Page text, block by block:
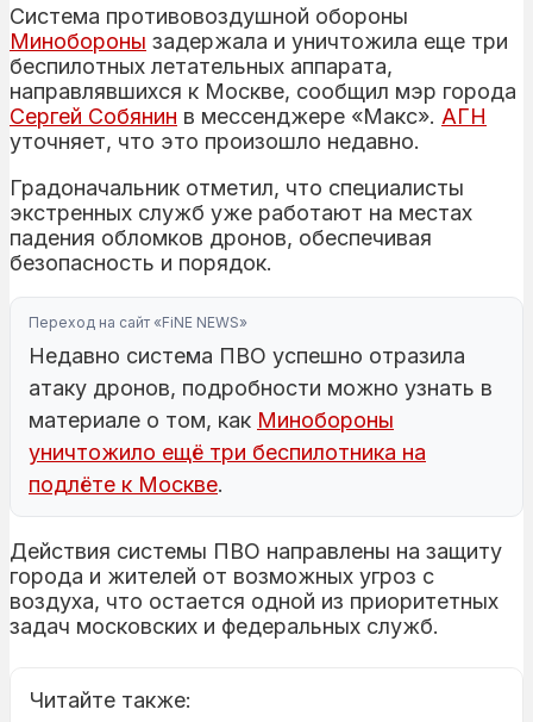
Система противовоздушной обороны
Минобороны задержала и уничтожила еще три
беспилотных летательных аппарата,
направлявшихся к Москве, сообщил мэр города
Сергей Собянин в мессенджере «Макс». АГН
уточняет, что это произошло недавно.
Градоначальник отметил, что специалисты
экстренных служб уже работают на местах
падения обломков дронов, обеспечивая
безопасность и порядок.
Переход на сайт «FiNE NEWS»
Недавно система ПВО успешно отразила
атаку дронов, подробности можно узнать в
материале о том, как Минобороны
уничтожило ещё три беспилотника на
подлёте к Москве.
Действия системы ПВО направлены на защиту
города и жителей от возможных угроз с
воздуха, что остается одной из приоритетных
задач московских и федеральных служб.
Читайте также: